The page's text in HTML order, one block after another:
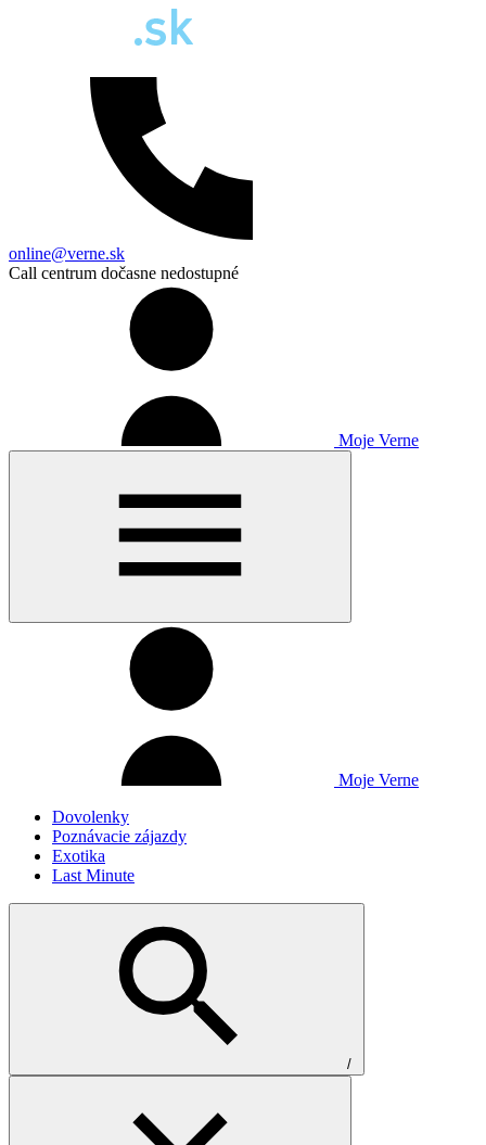
online@verne.sk
Call centrum dočasne nedostupné
Moje Verne
Moje Verne
Dovolenky
Poznávacie zájazdy
Exotika
Last Minute
/